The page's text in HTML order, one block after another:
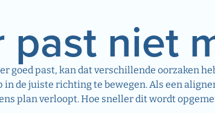
niet
goed past, kan dat verschillende oorzaken
in de juiste richting te bewegen. Als een
plan verloopt. Hoe sneller dit wordt